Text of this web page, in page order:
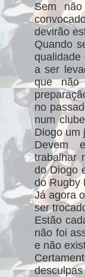
Sem
devirão
Quando
a ser
que não
no
num
Diogo um
Devem
trabalhar
do Diogo
do Rugby
Já agora
ser
Estão
não foi
e não